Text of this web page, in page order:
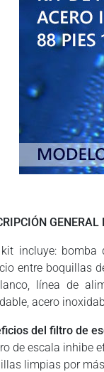
GENERAL
kit incluye: bomba
entre boquillas
línea de
acero
del filtro de
de escala inhibe
limpias por